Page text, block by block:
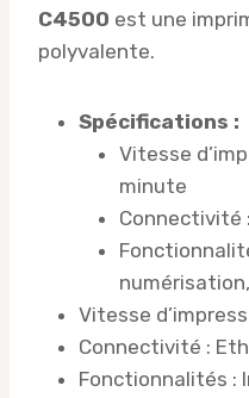
C4500 est une
polyvalente.
Spécifications :
Vitesse
minute
Connectivité
Vitesse
Connectivité :
Fonctionnalités :